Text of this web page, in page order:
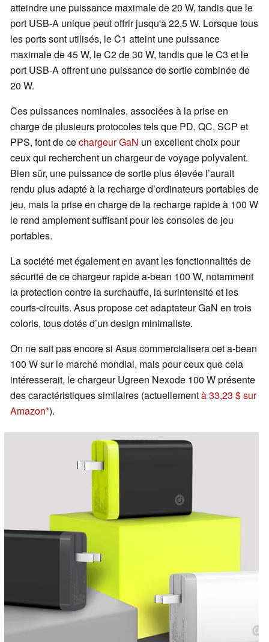
atteindre une puissance maximale de 20 W, tandis que le
port USB-A unique peut offrir jusqu'à 22,5 W. Lorsque tous
les ports sont utilisés, le C1 atteint une puissance
maximale de 45 W, le C2 de 30 W, tandis que le C3 et le
port USB-A offrent une puissance de sortie combinée de
20 W.
Ces puissances nominales, associées à la prise en
charge de plusieurs protocoles tels que PD, QC, SCP et
PPS, font de cechargeur GaN un excellent choix pour
ceux qui recherchent un chargeur de voyage polyvalent.
Bien sûr, une puissance de sortie plus élevée l’aurait
rendu plus adapté à la recharge d’ordinateurs portables de
jeu, mais la prise en charge de la recharge rapide à 100 W
le rend amplement suffisant pour les consoles de jeu
portables.
La société met également en avant les fonctionnalités de
sécurité de ce chargeur rapide a-bean 100 W, notamment
la protection contre la surchauffe, la surintensité et les
courts-circuits. Asus propose cet adaptateur GaN en trois
coloris, tous dotés d’un design minimaliste.
On ne sait pas encore si Asus commercialisera cet a-bean
100 W sur le marché mondial, mais pour ceux que cela
intéresserait, le chargeur Ugreen Nexode 100 W présente
des caractéristiques similaires (actuellementà 33,23 $ sur
Amazon ).